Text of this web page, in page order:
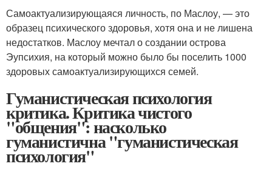
Самоактуализирующаяся личность, по Маслоу, — это
образец психического здоровья, хотя она и не лишена
недостатков. Маслоу мечтал о создании острова
Эупсихия, на который можно было бы поселить 1000
здоровых самоактуализирующихся семей.
Гуманистическая психология
критика. Критика чистого
"общения": насколько
гуманистична "гуманистическая
психология"